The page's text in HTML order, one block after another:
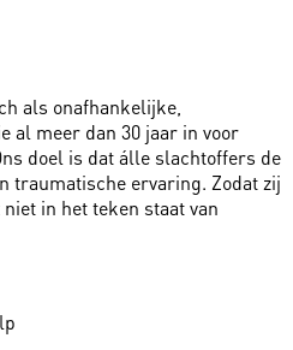
als onafhankelijke,
al meer dan 30 jaar in voor
doel is dat álle slachtoffers de
traumatische ervaring. Zodat zij
in het teken staat van